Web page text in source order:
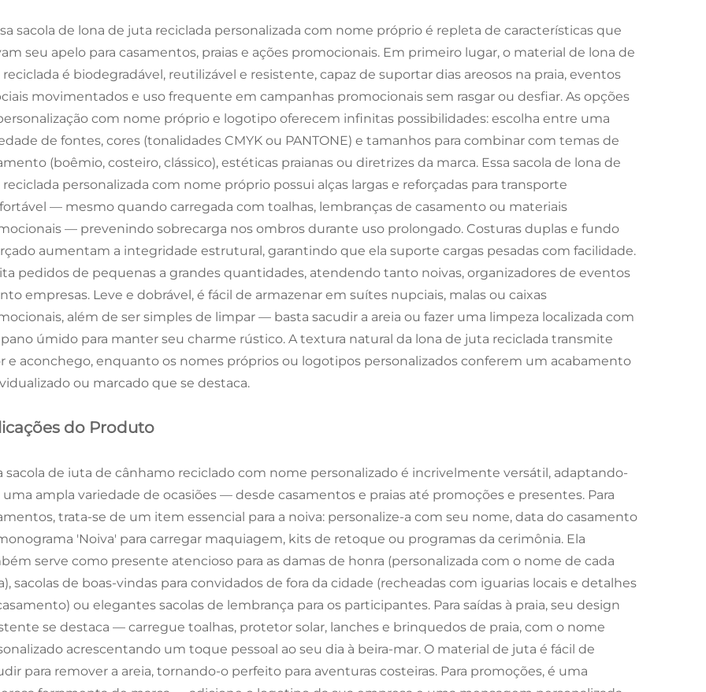
sacola de lona de juta reciclada personalizada com nome próprio é repleta de características que
seu apelo para casamentos, praias e ações promocionais. Em primeiro lugar, o material de lona de
é biodegradável, reutilizável e resistente, capaz de suportar dias areosos na praia, eventos
movimentados e uso frequente em campanhas promocionais sem rasgar ou desfiar. As opções
com nome próprio e logotipo oferecem infinitas possibilidades: escolha entre uma
de fontes, cores (tonalidades CMYK ou PANTONE) e tamanhos para combinar com temas de
(boêmio, costeiro, clássico), estéticas praianas ou diretrizes da marca. Essa sacola de lona de
personalizada com nome próprio possui alças largas e reforçadas para transporte
— mesmo quando carregada com toalhas, lembranças de casamento ou materiais
— prevenindo sobrecarga nos ombros durante uso prolongado. Costuras duplas e fundo
aumentam a integridade estrutural, garantindo que ela suporte cargas pesadas com facilidade.
pedidos de pequenas a grandes quantidades, atendendo tanto noivas, organizadores de eventos
empresas. Leve e dobrável, é fácil de armazenar em suítes nupciais, malas ou caixas
além de ser simples de limpar — basta sacudir a areia ou fazer uma limpeza localizada com
úmido para manter seu charme rústico. A textura natural da lona de juta reciclada transmite
e aconchego, enquanto os nomes próprios ou logotipos personalizados conferem um acabamento
ou marcado que se destaca.
do Produto
sacola de iuta de cânhamo reciclado com nome personalizado é incrivelmente versátil, adaptando-
uma ampla variedade de ocasiões — desde casamentos e praias até promoções e presentes. Para
trata-se de um item essencial para a noiva: personalize-a com seu nome, data do casamento
'Noiva' para carregar maquiagem, kits de retoque ou programas da cerimônia. Ela
serve como presente atencioso para as damas de honra (personalizada com o nome de cada
sacolas de boas-vindas para convidados de fora da cidade (recheadas com iguarias locais e detalhes
ou elegantes sacolas de lembrança para os participantes. Para saídas à praia, seu design
se destaca — carregue toalhas, protetor solar, lanches e brinquedos de praia, com o nome
acrescentando um toque pessoal ao seu dia à beira-mar. O material de juta é fácil de
para remover a areia, tornando-o perfeito para aventuras costeiras. Para promoções, é uma